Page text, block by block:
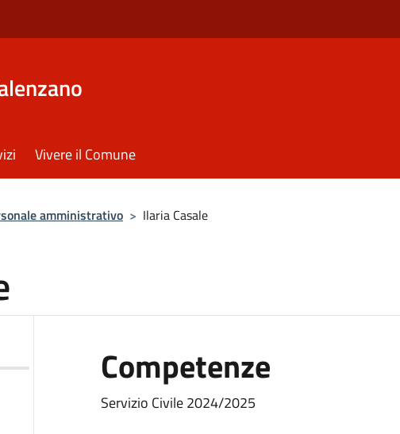
Vivere il Comune
amministrativo > Ilaria Casale
Competenze
Servizio Civile 2024/2025